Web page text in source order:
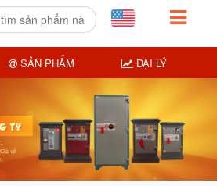
SẢN PHẨM ĐẠI LÝ